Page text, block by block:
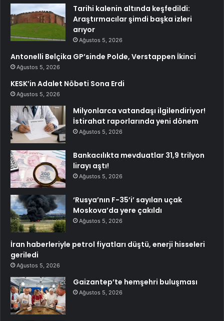
Tarihi kalenin altında keşfedildi:
Araştırmacılar şimdi başka izleri
arıyor
Ağustos 5, 2026
Antonelli Belçika GP’sinde Polde, Verstappen İkinci
Ağustos 5, 2026
KESK’in Adalet Nöbeti Sona Erdi
Ağustos 5, 2026
Milyonlarca vatandaşı ilgilendiriyor!
İstirahat raporlarında yeni dönem
Ağustos 5, 2026
Bankacılıkta mevduatlar 31,9 trilyon
lirayı aştı!
Ağustos 5, 2026
‘Rusya’nın F-35’i’ sayılan uçak
Moskova’da yere çakıldı
Ağustos 5, 2026
İran haberleriyle petrol fiyatları düştü, enerji hisseleri
geriledi
Ağustos 5, 2026
Gaizantep’te hemşehri buluşması
Ağustos 5, 2026